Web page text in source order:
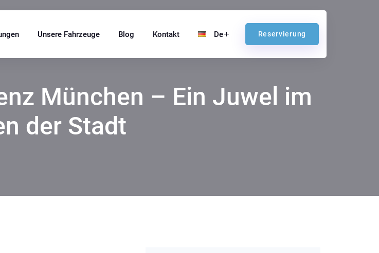
Unsere Fahrzeuge Blog Kontakt De Reservierung
München – Ein Juwel im
der Stadt